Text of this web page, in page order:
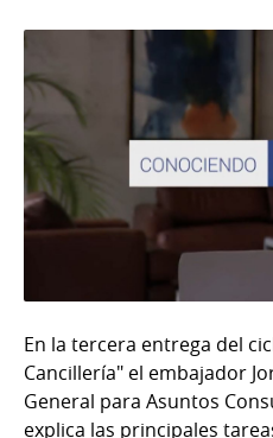
En la tercera entrega del
Cancillería" el embajador
General para Asuntos
explica las principales